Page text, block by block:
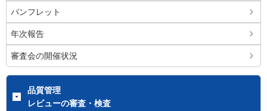
パンフレット
年次報告
審査会の開催状況
品質管理
レビューの審査・検査